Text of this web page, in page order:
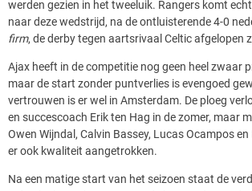
werden gezien in het tweeluik. Rangers komt
naar deze wedstrijd, na de ontluisterende 4-0
firm, de derby tegen aartsrivaal Celtic afgelopen
Ajax heeft in de competitie nog geen heel zwaar
maar de start zonder puntverlies is evengoed
vertrouwen is er wel in Amsterdam. De ploeg
en succescoach Erik ten Hag in de zomer, maar
Owen Wijndal, Calvin Bassey, Lucas Ocampos
er ook kwaliteit aangetrokken.
Na een matige start van het seizoen staat de